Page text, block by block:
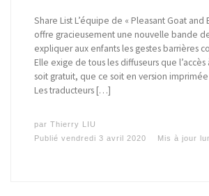
Share List L’équipe de « Pleasant Goat and
offre gracieusement une nouvelle bande
expliquer aux enfants les gestes barrières
Elle exige de tous les diffuseurs que
soit gratuit, que ce soit en version
Les traducteurs […]
parThierry LIU
Publiévendredi 3 avril 2020 Mis à jour